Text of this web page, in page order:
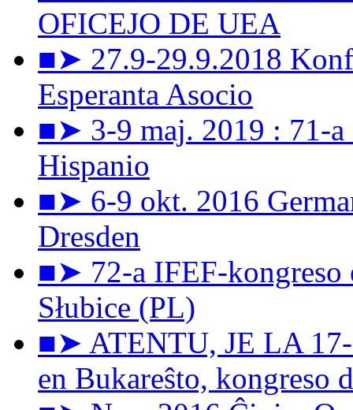
OFICEJO DE UEA
■➤ 27.9-29.9.2018
Esperanta Asocio
■➤ 3-9 maj. 2019 : 71-a
Hispanio
■➤ 6-9 okt. 2016
Dresden
■➤ 72-a IFEF-kongreso
Słubice (PL)
■➤ ATENTU, JE LA 17-
en Bukareŝto, kongreso